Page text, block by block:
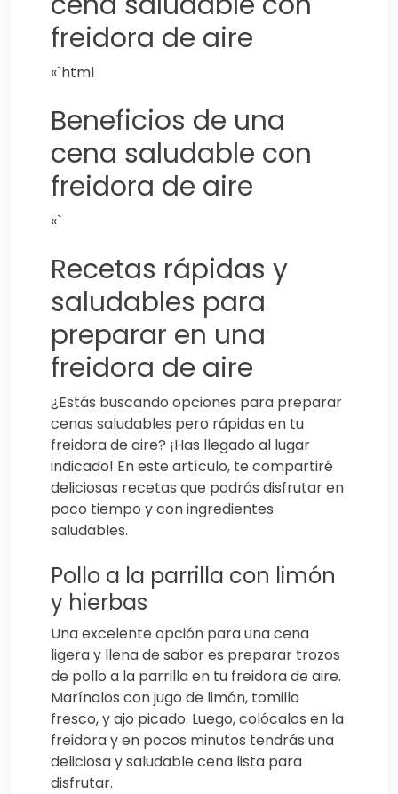
freidora de aire
«`html
Beneficios de una
cena saludable con
freidora de aire
«`
Recetas rápidas y
saludables para
preparar en una
freidora de aire
¿Estás buscando opciones para preparar
cenas saludables pero rápidas en tu
freidora de aire? ¡Has llegado al lugar
indicado! En este artículo, te compartiré
deliciosas recetas que podrás disfrutar en
poco tiempo y con ingredientes
saludables.
Pollo a la parrilla con limón
y hierbas
Una excelente opción para una cena
ligera y llena de sabor es preparar trozos
de pollo a la parrilla en tu freidora de aire.
Marínalos con jugo de limón, tomillo
fresco, y ajo picado. Luego, colócalos en la
freidora y en pocos minutos tendrás una
deliciosa y saludable cena lista para
disfrutar.